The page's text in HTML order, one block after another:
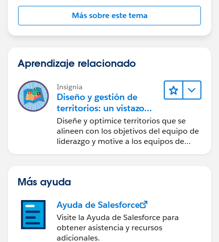
Más sobre este tema
Aprendizaje relacionado
Insignia
Diseño y gestión de
territorios: un vistazo
rápido
Diseñe y optimice territorios que se
alineen con los objetivos del equipo de
liderazgo y motive a los equipos de
Más ayuda
Ayuda de Salesforce
Visite la Ayuda de Salesforce para
obtener asistencia y recursos
adicionales.